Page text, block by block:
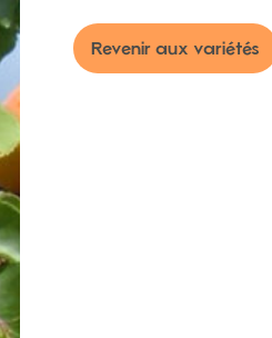
Revenir aux variétés